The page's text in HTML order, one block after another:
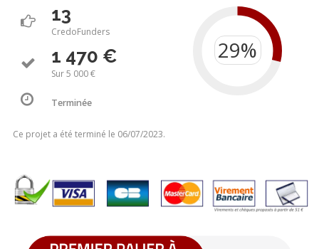
13
CredoFunders
1 470 €
Sur 5 000 €
Terminée
Ce projet a été terminé le 06/07/2023.